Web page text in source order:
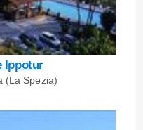
Ippotur
(La Spezia)